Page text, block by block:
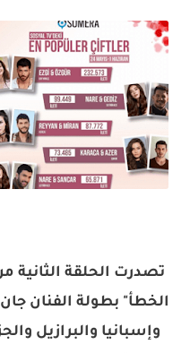
تصدرت الحلقة
الخطأ" بطولة الفنان
وإسبانيا والبرازيل